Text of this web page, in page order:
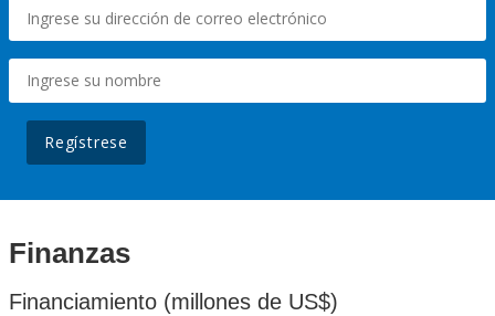
Regístrese
Finanzas
Financiamiento (millones de US$)